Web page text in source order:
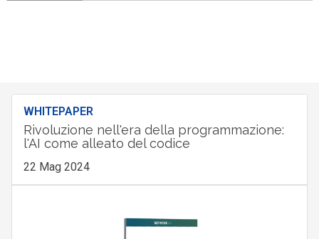
WHITEPAPER
Rivoluzione nell'era della programmazione:
l'AI come alleato del codice
22 Mag 2024